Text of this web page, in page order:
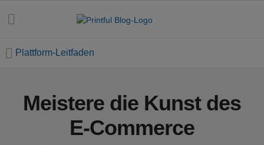
Plattform-Leitfaden
Meistere die Kunst des
E-Commerce